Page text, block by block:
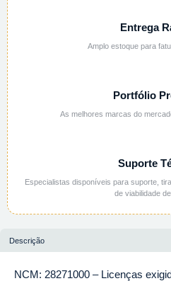
Entrega
Amplo estoque para
Portfólio
As melhores marcas do
Suporte
Especialistas disponíveis para suporte,
de viabilidade
Descrição
NCM: 28271000 – Licenças